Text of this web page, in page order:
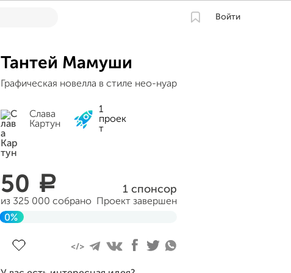
Войти
Тантей Мамуши
Графическая новелла в стиле нео-нуар
Слава
Картун
1
проек
т
50 a
из 325 000 собрано
1 спонсор
Проект завершен
0%